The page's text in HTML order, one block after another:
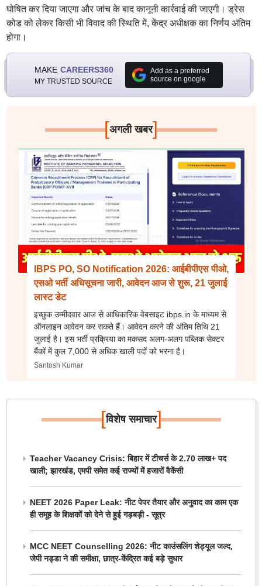
घोषित कर दिया जाएगा और जांच के बाद कानूनी कार्रवाई की जाएगी। ड्रेस
कोड को लेकर किसी भी विवाद की स्थिति में, केंद्र अधीक्षक का निर्णय अंतिम
होगा।
MAKE CAREERS360
MY TRUSTED SOURCE
Add as a preferred
source on google
[अगली खबर]
IBPS PO, SO Notification 2026: आईबीपीएस पीओ,
एसओ भर्ती अधिसूचना जारी, आवेदन आज से शुरू, 21 जुलाई
लास्ट डेट
इच्छुक उम्मीदवार आज से आधिकारिक वेबसाइट ibps.in के माध्यम से
ऑनलाइन आवेदन कर सकते हैं। आवेदन करने की अंतिम तिथि 21
जुलाई है। इस भर्ती प्रक्रिया का मकसद अलग-अलग पब्लिक सेक्टर
बैंकों में कुल 7,000 से अधिक खाली पदों को भरना है।
Santosh Kumar
[विशेष समाचार]
Teacher Vacancy Crisis: बिहार में टीचर्स के 2.70 लाख+ पद
खाली; झारखंड, एमपी समेत कई राज्यों में हजारों वैकेंसी
NEET 2026 Paper Leak: नीट पेपर तैयार और अनुवाद का काम एक
ही समूह के शिक्षकों को देने से हुई गड़बड़ी - सूत्र
MCC NEET Counselling 2026: नीट काउंसलिंग शेड्यूल जल्द,
जेपी नड्डा ने की समीक्षा, छात्र-केंद्रित कई बड़े सुधार